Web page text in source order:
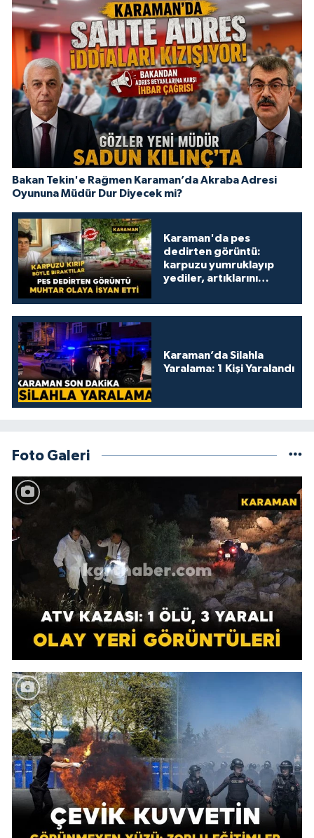
Bakan Tekin'e Rağmen Karaman’da Akraba Adresi
Oyununa Müdür Dur Diyecek mi?
Karaman'da pes
dedirten görüntü:
karpuzu yumruklayıp
yediler, artıklarını
Karaman’da Silahla
Yaralama: 1 Kişi Yaralandı
Foto Galeri